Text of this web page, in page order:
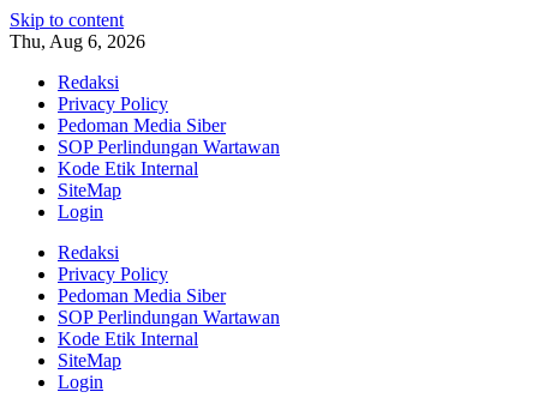
Skip to content
Thu, Aug 6, 2026
Redaksi
Privacy Policy
Pedoman Media Siber
SOP Perlindungan Wartawan
Kode Etik Internal
SiteMap
Login
Redaksi
Privacy Policy
Pedoman Media Siber
SOP Perlindungan Wartawan
Kode Etik Internal
SiteMap
Login